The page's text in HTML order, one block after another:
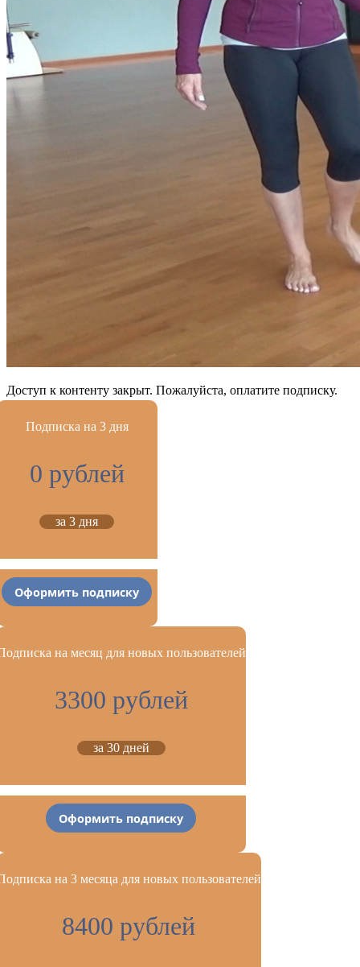
Доступ к контенту закрыт. Пожалуйста, оплатите подписку.
Подписка на 3 дня
0 рублей
за 3 дня
Оформить подписку
на месяц для новых пользователей
3300 рублей
за 30 дней
Оформить подписку
на 3 месяца для новых пользователей
8400 рублей